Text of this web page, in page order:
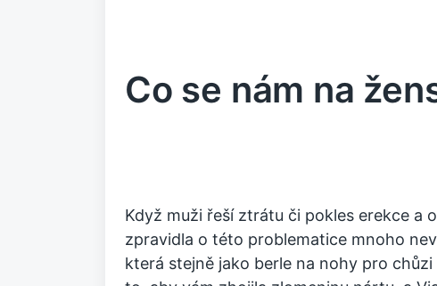
Co se nám na
Když muži řeší ztrátu či pokles erekce a
zpravidla o této problematice mnoho
která stejně jako berle na nohy pro